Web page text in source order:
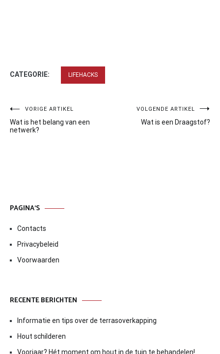
CATEGORIE: LIFEHACKS
Bericht
navigatie
VORIGE ARTIKEL
Wat is het belang van een
netwerk?
VOLGENDE ARTIKEL
Wat is een Draagstof?
PAGINA’S
Contacts
Privacybeleid
Voorwaarden
RECENTE BERICHTEN
Informatie en tips over de terrasoverkapping
Hout schilderen
Voorjaar? Hét moment om hout in de tuin te behandelen!